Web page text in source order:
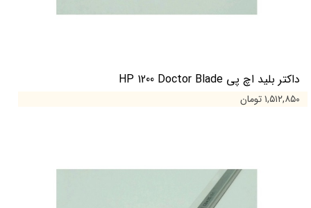
داکتر بلید اچ پی HP 1200 Doctor Blade
۱,۵۱۲,۸۵۰ تومان